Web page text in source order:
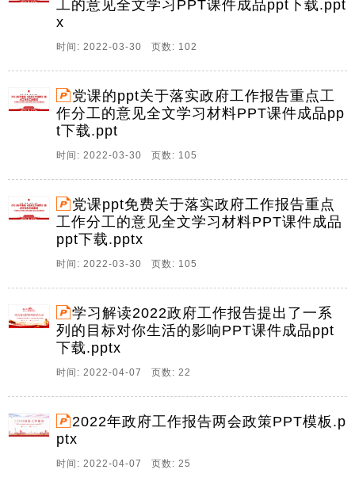
2、2022关于落实政府工作报告重点工作分工的意见,法
律法规条例制度,学习解读2022关于落实政府工作报告重
历次全会精神，深入落实中央经济工作会议精神和十三
届全国人大五次会议通过的政府工作报告部。
3、2022关于落实政府工作报告重点工作分工的意见,法
律法规条例制度,学习解读2022关于落实政府工作报告重
点工作分工的意见全文,为全面贯彻党的十九大和十九届
历次全会精神，深入落实中央经济工作会议精神和十三
届全国人大五次会议通过的政府工作报告部。
4、2022关于落实政府工作报告重点工作分工的意见,法
律法规条例制度,学习解读2022关于落实政府工作报告重
点工作分工的意见全文,为全面贯彻党的十九大和十九届
届全国人大五次会议通过的政府工作报告部。
5、中天文库网，祝您事业如日中天 中天文库网，祝您
事业如日中天 朋友圈中看两会朋友圈中看两会 近几天，
中国进入两会时间。3 月 5 日，李克强总理作 2022年政
府工作报告，笔者为祖国过去一年的丰硕成就感到自
6、中天文库网，祝您事业如日中天 中天文库网，祝您
事业如日中天 20222022 政府工作报告学习心得政府工
的一年，在以习近平同志为核心的党中央坚强领导下，
工的意见全文学习PPT课件成品ppt下载.ppt
x
时间: 2022-03-30 页数: 102
党课的ppt关于落实政府工作报告重点工
作分工的意见全文学习材料PPT课件成品pp
t下载.ppt
时间: 2022-03-30 页数: 105
党课ppt免费关于落实政府工作报告重点
工作分工的意见全文学习材料PPT课件成品
ppt下载.pptx
时间: 2022-03-30 页数: 105
学习解读2022政府工作报告提出了一系
列的目标对你生活的影响PPT课件成品ppt
下载.pptx
时间: 2022-04-07 页数: 22
2022年政府工作报告两会政策PPT模板.p
ptx
时间: 2022-04-07 页数: 25